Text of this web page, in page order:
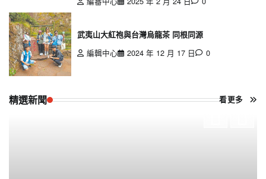
武夷山大紅袍與台灣烏龍茶 同根同源
編輯中心
2024 年 12 月 17 日 0
精選新聞 看更多